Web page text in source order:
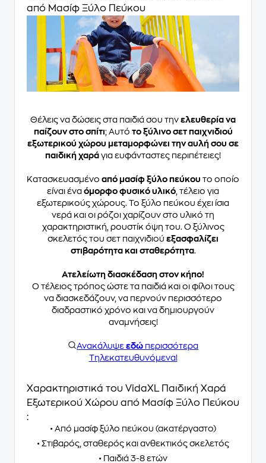
από Μασίφ Ξύλο Πεύκου
Θέλεις να δώσεις στα παιδιά σου την ελευθερία να
παίζουν στο σπίτι; Αυτό το ξύλινο σετ παιχνιδιού
εξωτερικού χώρου μεταμορφώνει την αυλή σου σε
παιδική χαρά για ευφάνταστες περιπέτειες!
Κατασκευασμένο από μασίφ ξύλο πεύκου το οποίο
είναι ένα όμορφο φυσικό υλικό , τέλειο για
εξωτερικούς χώρους. Το ξύλο πεύκου έχει ίσια
νερά και οι ρόζοι χαρίζουν στο υλικό τη
χαρακτηριστική, ρουστίκ όψη του. Ο ξύλινος
σκελετός του σετ παιχνιδιού εξασφαλίζει
στιβαρότητα και σταθερότητα.
Ατελείωτη διασκέδαση στον κήπο!
Ο τέλειος τρόπος ώστε τα παιδιά και οι φίλοι τους
να διασκεδάζουν, να περνούν περισσότερο
διαδραστικό χρόνο και να δημιουργούν
αναμνήσεις!
Ανακάλυψε εδώ περισσότερα
Τηλεκατευθυνόμενα!
Χαρακτηριστικά του VidaXL Παιδική Χαρά
Εξωτερικού Χώρου από Μασίφ Ξύλο Πεύκου
:
• Από μασίφ ξύλο πεύκου (ακατέργαστο)
• Στιβαρός, σταθερός και ανθεκτικός σκελετός
• Παιδιά 3-8 ετών